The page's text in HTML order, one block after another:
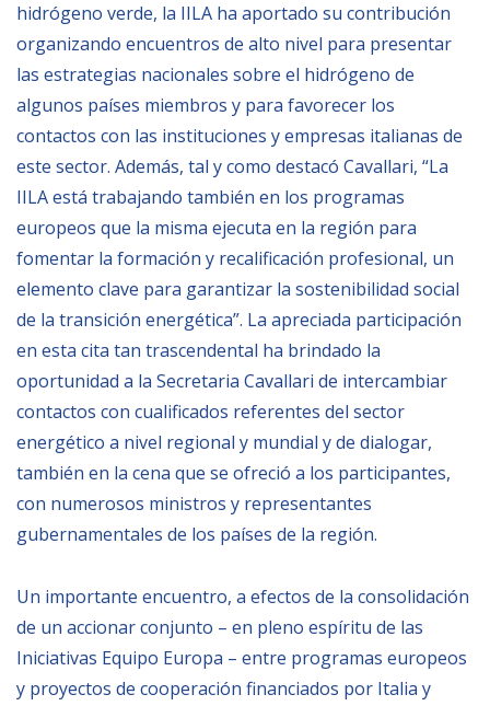
Becas
Alta Formación
Para las empresas
Registro de proveedores
Contratos/Acuerdos/Grant
NEWSLETTER
hidrógeno verde, la IILA ha aportado su contribución
organizando encuentros de alto nivel para presentar
las estrategias nacionales sobre el hidrógeno de
algunos países miembros y para favorecer los
contactos con las instituciones y empresas italianas de
este sector. Además, tal y como destacó Cavallari, “La
IILA está trabajando también en los programas
europeos que la misma ejecuta en la región para
fomentar la formación y recalificación profesional, un
elemento clave para garantizar la sostenibilidad social
de la transición energética”. La apreciada participación
en esta cita tan trascendental ha brindado la
oportunidad a la Secretaria Cavallari de intercambiar
contactos con cualificados referentes del sector
energético a nivel regional y mundial y de dialogar,
también en la cena que se ofreció a los participantes,
con numerosos ministros y representantes
gubernamentales de los países de la región.
Un importante encuentro, a efectos de la consolidación
de un accionar conjunto – en pleno espíritu de las
Iniciativas Equipo Europa – entre programas europeos
y proyectos de cooperación financiados por Italia y